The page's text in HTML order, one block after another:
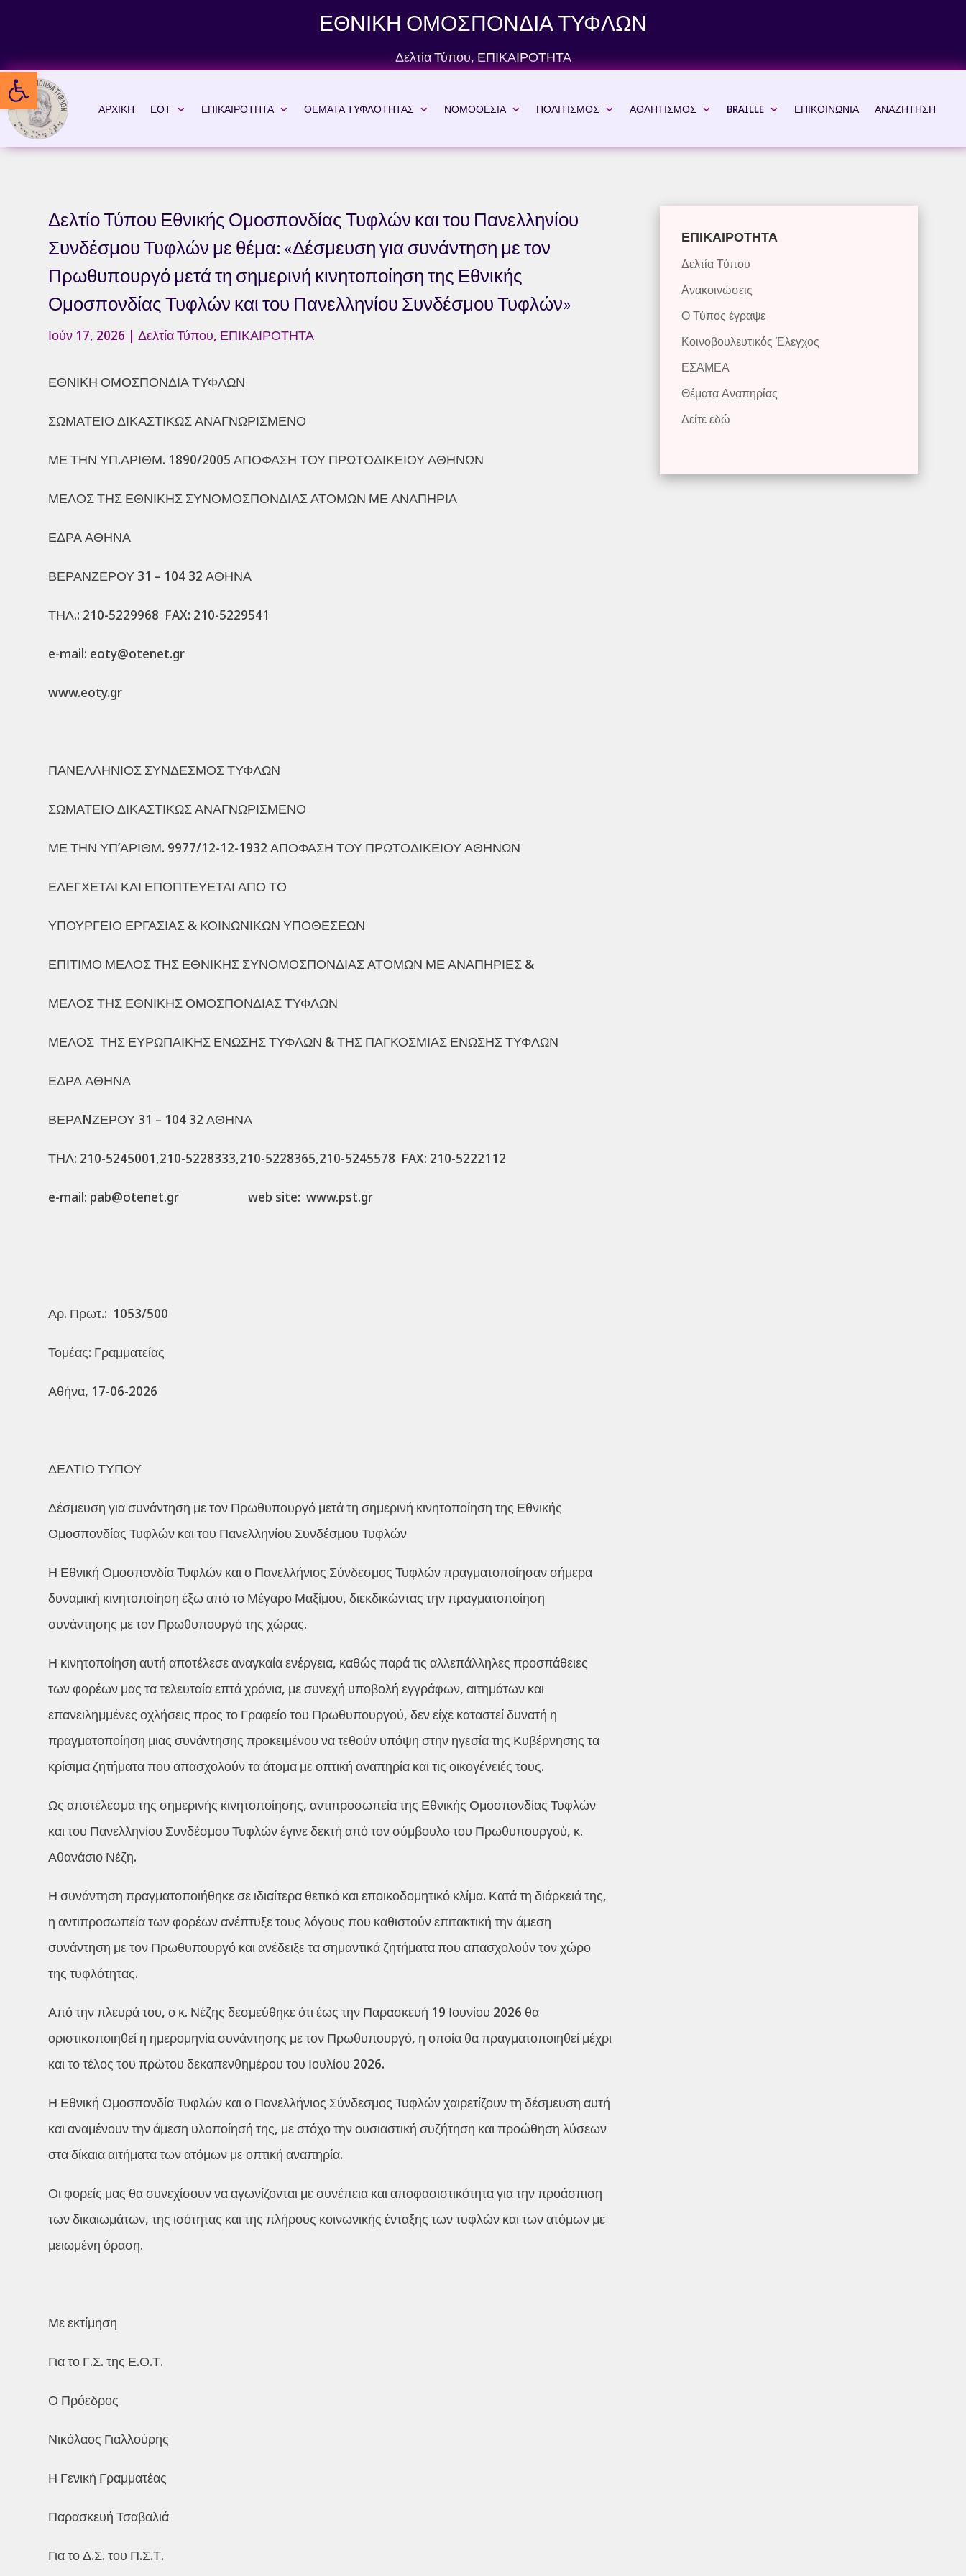
Ανοίξτε τη γραμμή εργαλείων
ΕΘΝΙΚΗ ΟΜΟΣΠΟΝΔΙΑ ΤΥΦΛΩΝ
Δελτία Τύπου, ΕΠΙΚΑΙΡΟΤΗΤΑ
ΑΡΧΙΚΗ ΕΟΤ ΕΠΙΚΑΙΡΟΤΗΤΑ ΘΕΜΑΤΑ ΤΥΦΛΟΤΗΤΑΣ ΝΟΜΟΘΕΣΙΑ ΠΟΛΙΤΙΣΜΟΣ ΑΘΛΗΤΙΣΜΟΣ BRAILLE ΕΠΙΚΟΙΝΩΝΙΑ ΑΝΑΖΗΤΗΣΗ
Δελτίο Τύπου Εθνικής Ομοσπονδίας Τυφλών και του Πανελληνίου
Συνδέσμου Τυφλών με θέμα: «Δέσμευση για συνάντηση με τον
Πρωθυπουργό μετά τη σημερινή κινητοποίηση της Εθνικής
Ομοσπονδίας Τυφλών και του Πανελληνίου Συνδέσμου Τυφλών»
Ιούν 17, 2026 |Δελτία Τύπου, ΕΠΙΚΑΙΡΟΤΗΤΑ
ΕΘΝΙΚΗ ΟΜΟΣΠΟΝΔΙΑ ΤΥΦΛΩΝ
ΣΩΜΑΤΕΙΟ ΔΙΚΑΣΤΙΚΩΣ ΑΝΑΓΝΩΡΙΣΜΕΝΟ
ΜΕ ΤΗΝ ΥΠ.ΑΡΙΘΜ. 1890/2005 ΑΠΟΦΑΣΗ ΤΟΥ ΠΡΩΤΟΔΙΚΕΙΟΥ ΑΘΗΝΩΝ
ΜΕΛΟΣ ΤΗΣ ΕΘΝΙΚΗΣ ΣΥΝΟΜΟΣΠΟΝΔΙΑΣ ΑΤΟΜΩΝ ΜΕ ΑΝΑΠΗΡΙΑ
ΕΔΡΑ ΑΘΗΝΑ
ΒΕΡΑΝΖΕΡΟΥ 31 – 104 32 ΑΘΗΝΑ
ΤΗΛ.: 210-5229968 FAX: 210-5229541
e-mail: eoty@otenet.gr
www.eoty.gr
ΠΑΝΕΛΛΗΝΙΟΣ ΣΥΝΔΕΣΜΟΣ ΤΥΦΛΩΝ
ΣΩΜΑΤΕΙΟ ΔΙΚΑΣΤΙΚΩΣ ΑΝΑΓΝΩΡΙΣΜΕΝΟ
ΜΕ ΤΗΝ ΥΠ’ΑΡΙΘΜ. 9977/12-12-1932 ΑΠΟΦΑΣΗ ΤΟΥ ΠΡΩΤΟΔΙΚΕΙΟΥ ΑΘΗΝΩΝ
ΕΛΕΓΧΕΤΑΙ ΚΑΙ ΕΠΟΠΤΕΥΕΤΑΙ ΑΠΟ ΤΟ
ΥΠΟΥΡΓΕΙΟ ΕΡΓΑΣΙΑΣ & ΚΟΙΝΩΝΙΚΩΝ ΥΠΟΘΕΣΕΩΝ
ΕΠΙΤΙΜΟ ΜΕΛΟΣ ΤΗΣ ΕΘΝΙΚΗΣ ΣΥΝΟΜΟΣΠΟΝΔΙΑΣ ΑΤΟΜΩΝ ΜΕ ΑΝΑΠΗΡΙΕΣ &
ΜΕΛΟΣ ΤΗΣ ΕΘΝΙΚΗΣ ΟΜΟΣΠΟΝΔΙΑΣ ΤΥΦΛΩΝ
ΜΕΛΟΣ ΤΗΣ ΕΥΡΩΠΑΙΚΗΣ ΕΝΩΣΗΣ ΤΥΦΛΩΝ & ΤΗΣ ΠΑΓΚΟΣΜΙΑΣ ΕΝΩΣΗΣ ΤΥΦΛΩΝ
ΕΔΡΑ ΑΘΗΝΑ
ΒΕΡΑNΖΕΡΟΥ 31 – 104 32 ΑΘΗΝΑ
ΤΗΛ: 210-5245001,210-5228333,210-5228365,210-5245578 FAX: 210-5222112
e-mail: pab@otenet.gr web site: www.pst.gr
Αρ. Πρωτ.: 1053/500
Τομέας: Γραμματείας
Αθήνα, 17-06-2026
ΔΕΛΤΙΟ ΤΥΠΟΥ
Δέσμευση για συνάντηση με τον Πρωθυπουργό μετά τη σημερινή κινητοποίηση της Εθνικής
Ομοσπονδίας Τυφλών και του Πανελληνίου Συνδέσμου Τυφλών
Η Εθνική Ομοσπονδία Τυφλών και ο Πανελλήνιος Σύνδεσμος Τυφλών πραγματοποίησαν σήμερα
δυναμική κινητοποίηση έξω από το Μέγαρο Μαξίμου, διεκδικώντας την πραγματοποίηση
συνάντησης με τον Πρωθυπουργό της χώρας.
Η κινητοποίηση αυτή αποτέλεσε αναγκαία ενέργεια, καθώς παρά τις αλλεπάλληλες προσπάθειες
των φορέων μας τα τελευταία επτά χρόνια, με συνεχή υποβολή εγγράφων, αιτημάτων και
επανειλημμένες οχλήσεις προς το Γραφείο του Πρωθυπουργού, δεν είχε καταστεί δυνατή η
πραγματοποίηση μιας συνάντησης προκειμένου να τεθούν υπόψη στην ηγεσία της Κυβέρνησης τα
κρίσιμα ζητήματα που απασχολούν τα άτομα με οπτική αναπηρία και τις οικογένειές τους.
Ως αποτέλεσμα της σημερινής κινητοποίησης, αντιπροσωπεία της Εθνικής Ομοσπονδίας Τυφλών
και του Πανελληνίου Συνδέσμου Τυφλών έγινε δεκτή από τον σύμβουλο του Πρωθυπουργού, κ.
Αθανάσιο Νέζη.
Η συνάντηση πραγματοποιήθηκε σε ιδιαίτερα θετικό και εποικοδομητικό κλίμα. Κατά τη διάρκειά της,
η αντιπροσωπεία των φορέων ανέπτυξε τους λόγους που καθιστούν επιτακτική την άμεση
συνάντηση με τον Πρωθυπουργό και ανέδειξε τα σημαντικά ζητήματα που απασχολούν τον χώρο
της τυφλότητας.
Από την πλευρά του, ο κ. Νέζης δεσμεύθηκε ότι έως την Παρασκευή 19 Ιουνίου 2026 θα
οριστικοποιηθεί η ημερομηνία συνάντησης με τον Πρωθυπουργό, η οποία θα πραγματοποιηθεί μέχρι
και το τέλος του πρώτου δεκαπενθημέρου του Ιουλίου 2026.
Η Εθνική Ομοσπονδία Τυφλών και ο Πανελλήνιος Σύνδεσμος Τυφλών χαιρετίζουν τη δέσμευση αυτή
και αναμένουν την άμεση υλοποίησή της, με στόχο την ουσιαστική συζήτηση και προώθηση λύσεων
στα δίκαια αιτήματα των ατόμων με οπτική αναπηρία.
Οι φορείς μας θα συνεχίσουν να αγωνίζονται με συνέπεια και αποφασιστικότητα για την προάσπιση
των δικαιωμάτων, της ισότητας και της πλήρους κοινωνικής ένταξης των τυφλών και των ατόμων με
μειωμένη όραση.
Με εκτίμηση
Για το Γ.Σ. της Ε.Ο.Τ.
Ο Πρόεδρος
Νικόλαος Γιαλλούρης
Η Γενική Γραμματέας
Παρασκευή Τσαβαλιά
Για το Δ.Σ. του Π.Σ.Τ.
ΕΠΙΚΑΙΡΟΤΗΤΑ
Δελτία Τύπου
Ανακοινώσεις
Ο Τύπος έγραψε
Κοινοβουλευτικός Έλεγχος
ΕΣΑΜΕΑ
Θέματα Αναπηρίας
Δείτε εδώ